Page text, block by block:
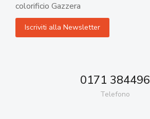
colorificio Gazzera
0171 384496
Telefono